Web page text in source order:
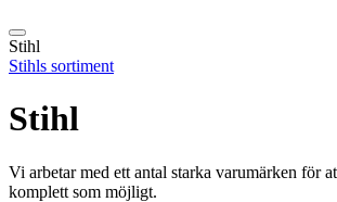
Stihl
Stihls sortiment
Stihl
Vi arbetar med ett antal starka varumärken för
komplett som möjligt.